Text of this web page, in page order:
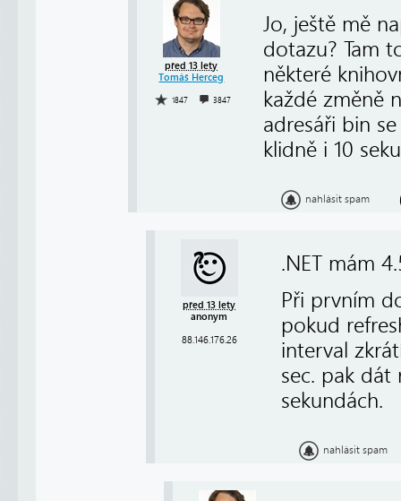
před 13 lety
Tomáš Herceg
1847 3847
Jo, ještě mě
dotazu? Tam
některé
každé změně
adresáři bin
klidně i 10
nahlásit spam
před 13 lety
anonym
88.146.176.26
.NET mám
Při prvním
pokud
interval
sec. pak dát
sekundách.
nahlásit spam